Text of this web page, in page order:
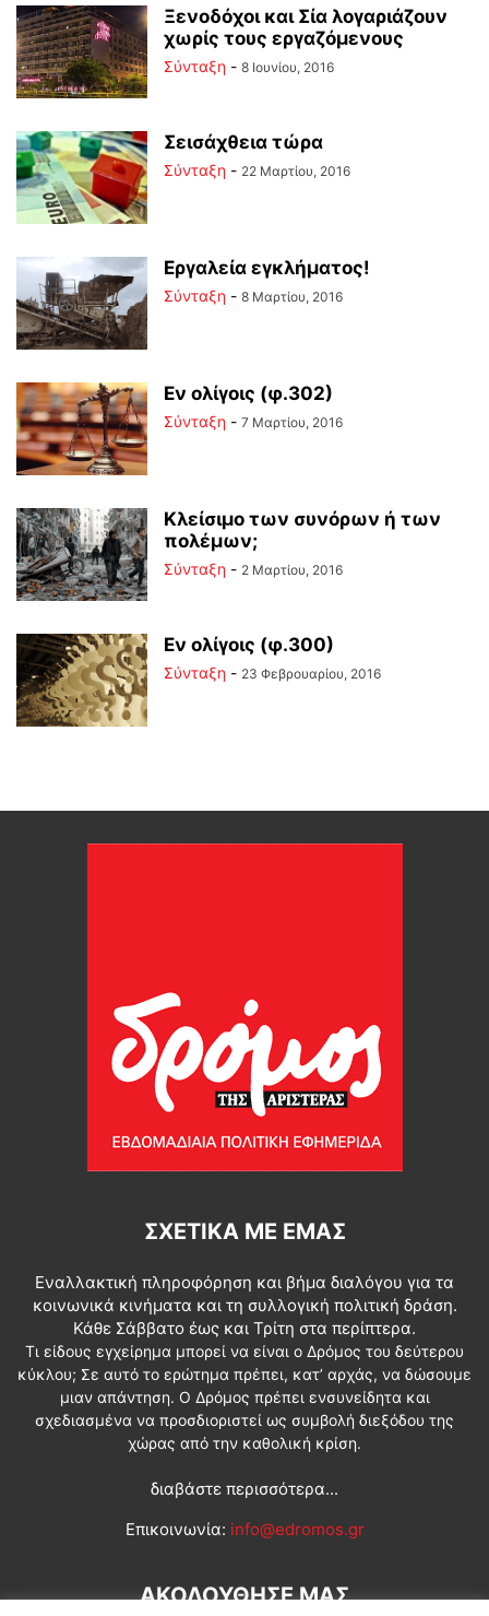
Ξενοδόχοι και Σία λογαριάζουν
χωρίς τους εργαζόμενους
Σύνταξη - 8 Ιουνίου, 2016
Σεισάχθεια τώρα
Σύνταξη - 22 Μαρτίου, 2016
Εργαλεία εγκλήματος!
Σύνταξη - 8 Μαρτίου, 2016
Εν ολίγοις (φ.302)
Σύνταξη - 7 Μαρτίου, 2016
Κλείσιμο των συνόρων ή των
πολέμων;
Σύνταξη - 2 Μαρτίου, 2016
Εν ολίγοις (φ.300)
Σύνταξη - 23 Φεβρουαρίου, 2016
ΣΧΕΤΙΚΆ ΜΕ ΕΜΆΣ
Εναλλακτική πληροφόρηση και βήμα διαλόγου για τα
κοινωνικά κινήματα και τη συλλογική πολιτική δράση.
Κάθε Σάββατο έως και Τρίτη στα περίπτερα.
Τι είδους εγχείρημα μπορεί να είναι ο Δρόμος του δεύτερου
κύκλου; Σε αυτό το ερώτημα πρέπει, κατ’ αρχάς, να δώσουμε
μιαν απάντηση. Ο Δρόμος πρέπει ενσυνείδητα και
σχεδιασμένα να προσδιοριστεί ως συμβολή διεξόδου της
χώρας από την καθολική κρίση.
διαβάστε περισσότερα...
Επικοινωνία: info@edromos.gr
ΑΚΟΛΟΥΘΗΣΕ ΜΑΣ